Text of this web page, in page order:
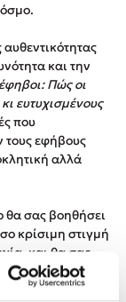
και την
Πώς οι
ευτυχισμένους
που
τους εφήβους
αλλά
θα σας βοηθήσει
κρίσιμη στιγμή
και θα σας
θετική